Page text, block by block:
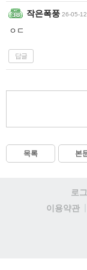
작은폭풍 26-05-
ㅇㄷ
답글
목록 본
로
이용약관